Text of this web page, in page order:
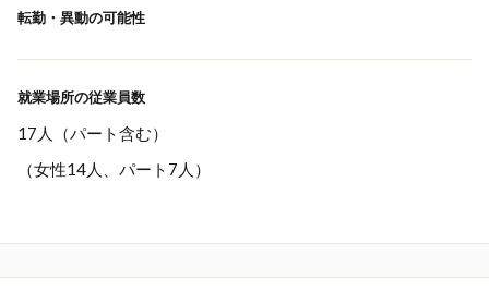
転勤・異動の可能性
就業場所の従業員数
17人（パート含む）
（女性14人、パート7人）